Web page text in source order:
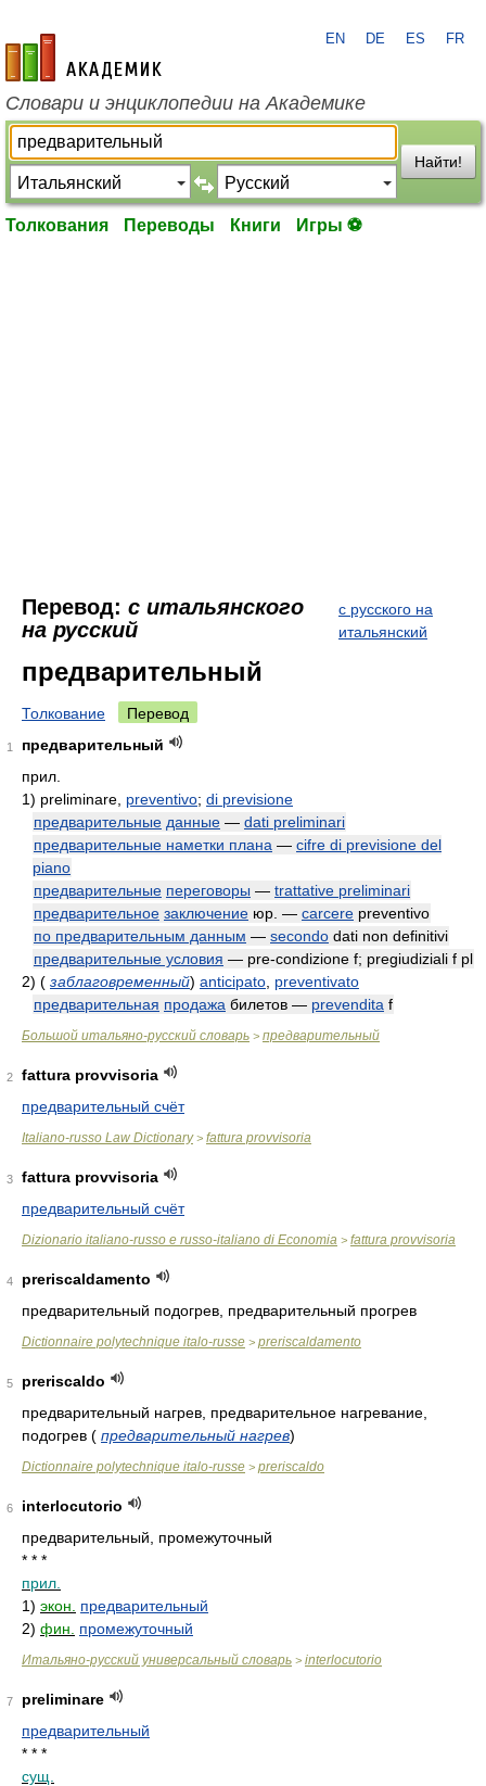
academic.ru
EN DE ES FR
Словари и энциклопедии на Академике
Найти!
Толкования Переводы Книги Игры ⚽
Перевод: с итальянского
на русский
с русского на
итальянский
предварительный
Толкование Перевод
1
предварительный
прил.
1) preliminare, preventivo; di previsione
предварительные данные — dati preliminari
предварительные наметки плана — cifre di previsione del
piano
предварительные переговоры — trattative preliminari
предварительное заключение юр. — carcere preventivo
по предварительным данным — secondo dati non definitivi
предварительные условия — pre-condizione f; pregiudiziali f pl
2) ( заблаговременный) anticipato preventivato
предварительная продажа билетов — prevendita f
Большой итальяно-русский словарь > предварительный
2
fattura provvisoria
предварительный счёт
Italiano-russo Law Dictionary> fattura provvisoria
3
fattura provvisoria
предварительный счёт
Dizionario italiano-russo e russo-italiano di Economia > fattura provvisoria
4
preriscaldamento
предварительный подогрев, предварительный прогрев
Dictionnaire polytechnique italo-russe > preriscaldamento
5
preriscaldo
предварительный нагрев, предварительное нагревание,
подогрев ( предварительный нагрев)
Dictionnaire polytechnique italo-russe > preriscaldo
6
interlocutorio
предварительный, промежуточный
* * *
прил.
1) экон.
предварительный
2) фин. промежуточный
Итальяно-русский универсальный словарь > interlocutorio
7
preliminare
предварительный
* * *
сущ.